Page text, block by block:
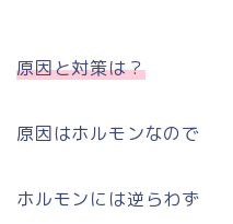
原因と対策は？
原因はホルモンなので
ホルモンには逆らわず